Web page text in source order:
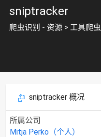
sniptracker
爬虫识别 - 资源 > 工具爬虫
sniptracker 概况
所属公司
Mitja Perko（个人）